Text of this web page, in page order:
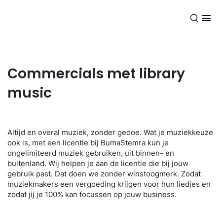
Commercials met library
music
Altijd en overal muziek, zonder gedoe. Wat je muziekkeuze
ook is, met een licentie bij BumaStemra kun je
ongelimiteerd muziek gebruiken, uit binnen- en
buitenland. Wij helpen je aan de licentie die bij jouw
gebruik past. Dat doen we zonder winstoogmerk. Zodat
muziekmakers een vergoeding krijgen voor hun liedjes en
zodat jij je 100% kan focussen op jouw business.